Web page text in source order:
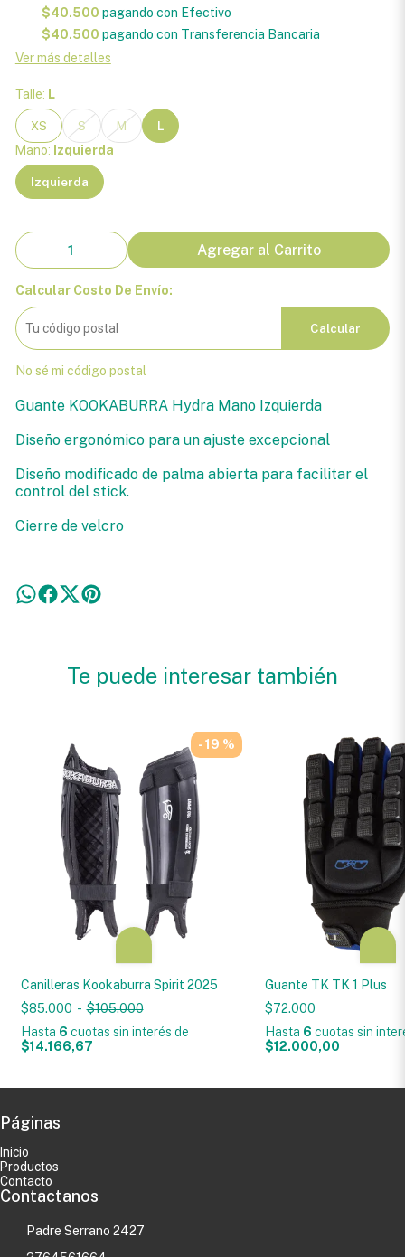
$40.500 pagando con Efectivo
$40.500 pagando con Transferencia Bancaria
Ver más detalles
Talle: L
XS S M
L
Mano: Izquierda
Izquierda
Agregar al Carrito
Calcular Costo De Envío:
Calcular
No sé mi código postal
Guante KOOKABURRA Hydra Mano Izquierda
Diseño ergonómico para un ajuste excepcional
Diseño modificado de palma abierta para facilitar el
control del stick.
Cierre de velcro
Te puede interesar también
- 19 %
Canilleras Kookaburra Spirit 2025
$85.000 - $105.000
Hasta 6 cuotas sin interés de
$14.166,67
Guante TK TK 1 Plus
$72.000
Hasta 6 cuotas sin
$12.000,00
Páginas
Inicio
Productos
Contacto
Contactanos
Padre Serrano 2427